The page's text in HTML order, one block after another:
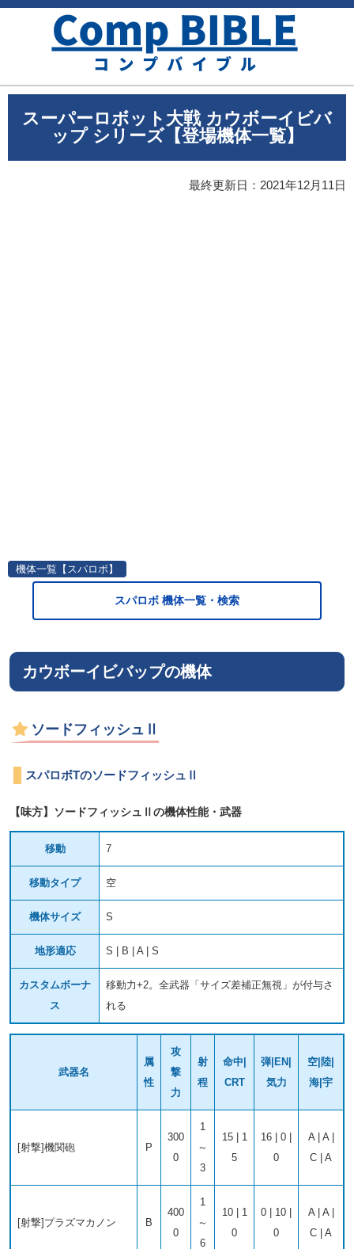
スーパーロボット大戦 カウボーイビバ
ップ シリーズ【登場機体一覧】
最終更新日： 2021年12月11日
機体一覧【スパロボ】
スパロボ 機体一覧・検索
カウボーイビバップの機体
ソードフィッシュⅡ
スパロボTのソードフィッシュⅡ
【味方】ソードフィッシュⅡの機体性能・武器
移動 7
移動タイプ 空
機体サイズ S
地形適応 S | B | A | S
カスタムボーナ
ス
移動力+2。全武器「サイズ差補正無視」が付与さ
れる
武器名
属
性
攻
撃
力
射
程
命中|
CRT
弾|EN|
気力
空|陸|
海|宇
[射撃]機関砲 P
300
0
1
～
3
15 | 1
5
16 | 0 |
0
A | A |
C | A
[射撃]プラズマカノン B
400
0
1
～
6
10 | 1
0
0 | 10 |
0
A | A |
C | A